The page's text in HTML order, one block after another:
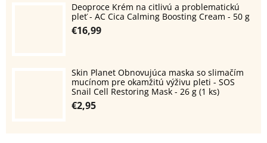
Deoproce Krém na citlivú a problematickú
pleť - AC Cica Calming Boosting Cream - 50 g
€16,99
Skin Planet Obnovujúca maska so slimačím
mucínom pre okamžitú výživu pleti - SOS
Snail Cell Restoring Mask - 26 g (1 ks)
€2,95